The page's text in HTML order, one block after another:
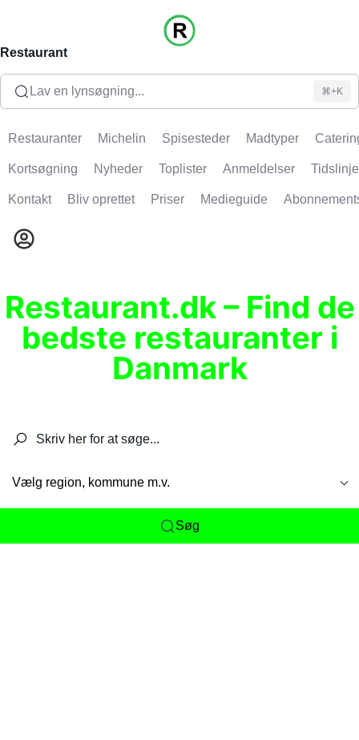
Restaurant
Lav en lynsøgning... ⌘+K
Restauranter Michelin Spisesteder Madtyper
Kortsøgning Nyheder Toplister Anmeldelser Tidslinje
Kontakt Bliv oprettet Priser Medieguide
Restaurant.dk – Find de
bedste restauranter i
Danmark
Vælg region, kommune m.v.
Søg